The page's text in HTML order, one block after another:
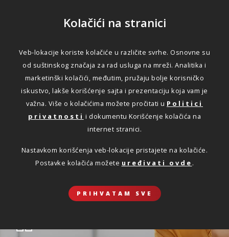
Kolačići na stranici
Veb-lokacije koriste kolačiće u različite svrhe. Osnovne su
od suštinskog značaja za rad usluga na mreži. Analitika i
marketinški kolačići, međutim, pružaju bolje korisničko
iskustvo, lakše korišćenje sajta i prezentaciju koja vam je
važna. Više o kolačićima možete pročitati u Politici
privatnosti i dokumentu Korišćenje kolačića na
internet stranici.
Nastavkom korišćenja veb-lokacije pristajete na kolačiće.
Postavke kolačića možete uređivati ovde .
PRIHVATAM SVE
Za sve što vam je važno.
Saznajte više o svim osiguranjima